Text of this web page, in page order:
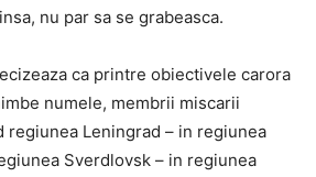
nu par sa se grabeasca.
ca printre obiectivele carora
numele, membrii miscarii
regiunea Leningrad – in regiunea
Sverdlovsk – in regiunea